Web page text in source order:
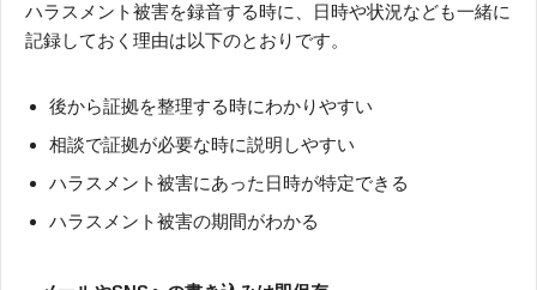
ハラスメント被害を録音する時に、日時や状況なども一緒に
記録しておく理由は以下のとおりです。
後から証拠を整理する時にわかりやすい
相談で証拠が必要な時に説明しやすい
ハラスメント被害にあった日時が特定できる
ハラスメント被害の期間がわかる